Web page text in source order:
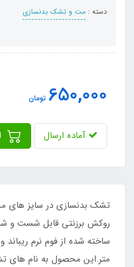
دسته : مت و تشک بدنسازی
650,000 تومان
آماده ارسال
روکش برزنتی قابل شست و
متر.این محصول به نام های